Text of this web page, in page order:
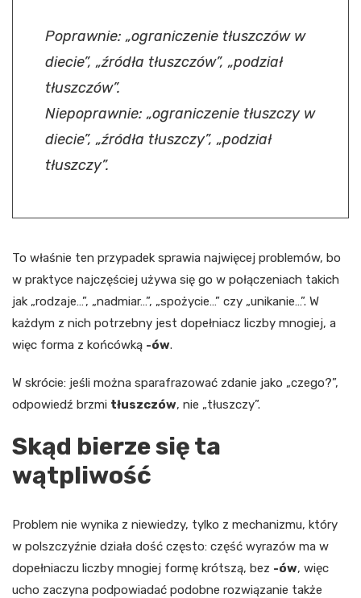
Poprawnie: „ograniczenie tłuszczów w
diecie”, „źródła tłuszczów”, „podział
tłuszczów”.
Niepoprawnie: „ograniczenie tłuszczy w
diecie”, „źródła tłuszczy”, „podział
tłuszczy”.
To właśnie ten przypadek sprawia najwięcej problemów, bo
w praktyce najczęściej używa się go w połączeniach takich
jak „rodzaje…”, „nadmiar…”, „spożycie…” czy „unikanie…”. W
każdym z nich potrzebny jest dopełniacz liczby mnogiej, a
więc forma z końcówką -ów.
W skrócie: jeśli można sparafrazować zdanie jako „czego?”,
odpowiedź brzmi tłuszczów, nie „tłuszczy”.
Skąd bierze się ta
wątpliwość
Problem nie wynika z niewiedzy, tylko z mechanizmu, który
w polszczyźnie działa dość często: część wyrazów ma w
dopełniaczu liczby mnogiej formę krótszą, bez -ów, więc
ucho zaczyna podpowiadać podobne rozwiązanie także